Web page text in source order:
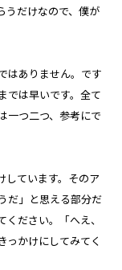
うだけなので、僕が
はありません。です
では早いです。全て
一つ二つ、参考にで
しています。そのア
だ」と思える部分だ
ださい。「へえ、
っかけにしてみてく